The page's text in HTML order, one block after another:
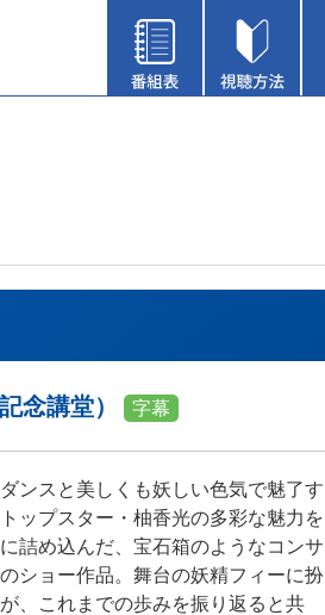
念講堂） 字幕
ンスと美しくも妖しい色気で魅了す
ップスター・柚香光の多彩な魅力を
詰め込んだ、宝石箱のようなコンサ
ショー作品。舞台の妖精フィーに扮
、これまでの歩みを振り返ると共